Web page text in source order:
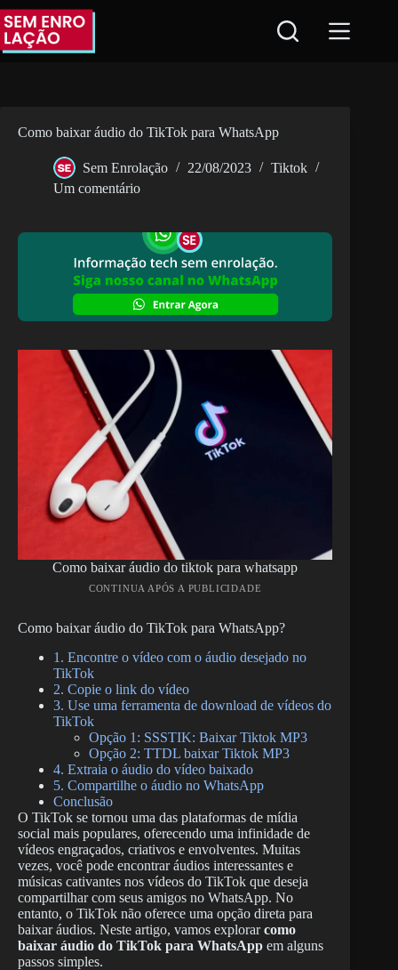
Pular
para
conteúdo
Como baixar áudio do TikTok para WhatsApp
Sem Enrolação 22/08/2023
Tiktok
Um comentário
Como baixar áudio do tiktok para whatsapp
CONTINUA APÓS A PUBLICIDADE
Como baixar áudio do TikTok para WhatsApp?
1. Encontre o vídeo com o áudio desejado no
TikTok
2. Copie o link do vídeo
3. Use uma ferramenta de download de vídeos do
TikTok
Opção 1: SSSTIK: Baixar Tiktok MP3
Opção 2: TTDL baixar Tiktok MP3
4. Extraia o áudio do vídeo baixado
5. Compartilhe o áudio no WhatsApp
Conclusão
O TikTok se tornou uma das plataformas de mídia
social mais populares, oferecendo uma infinidade de
vídeos engraçados, criativos e envolventes. Muitas
vezes, você pode encontrar áudios interessantes e
músicas cativantes nos vídeos do TikTok que deseja
compartilhar com seus amigos no WhatsApp. No
entanto, o TikTok não oferece uma opção direta para
baixar áudios. Neste artigo, vamos explorarcomo
baixar áudio do TikTok para WhatsApp em alguns
passos simples.